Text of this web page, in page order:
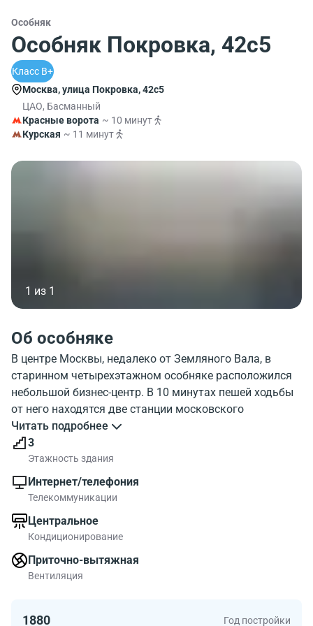
Особняк
Особняк Покровка, 42с5
Класс B+
Москва, улица Покровка, 42с5
ЦАО, Басманный
Красные ворота ~ 10 минут
Курская ~ 11 минут
1 из 1
Об особняке
В центре Москвы, недалеко от Земляного Вала, в
старинном четырехэтажном особняке расположился
небольшой бизнес-центр. В 10 минутах пешей ходьбы
от него находятся две станции московского
метрополитена: Курская (кольцевая ветка) и Красные
Ворота (красная ветка).
Здание бизнес-центра относится к памятникам
архитектуры, оно было построено в 1880 году. В 1997
году оно подверглось частичной реконструкции, а в
ремонт. Нежно-желтый трехэтажный особняк бизнес-
центра отнесен к строениям коммерческой
недвижимости класса «В+». После ремонта здание
получило усиленные деревянные перекрытия и
Читать подробнее
3
Этажность здания
Интернет/телефония
Телекоммуникации
Центральное
Кондиционирование
Приточно-вытяжная
Вентиляция
1880 Год постройки